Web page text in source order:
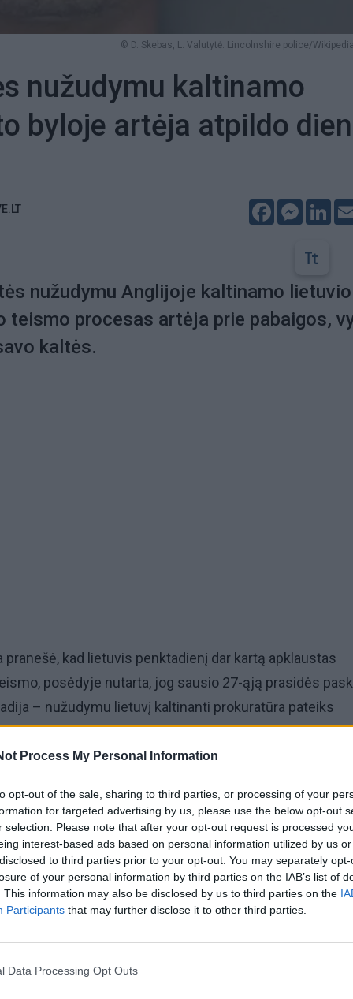
Process My Personal Information
opt-out of the sale, sharing to third parties, or processing of your
for targeted advertising by us, please use the below opt-out
selection. Please note that after your opt-out request is processed
interest-based ads based on personal information utilized by us
to third parties prior to your opt-out. You may separately
of your personal information by third parties on the IAB’s list of
This information may also be disclosed by us to third parties on the
Participants that may further disclose it to other third parties.
Data Processing Opt Outs
© D. Skebas, L. Valutytė. Lincolnshire police/
nužudymu kaltinamo
byloje artėja atpildo
Facebook
nužudymu Anglijoje kaltinamo lietuvio
teismo procesas artėja prie pabaigos,
kaltės.
pranešė, kad lietuvis penktadienį dar kartą apklaustas
posėdyje nutarta, jog sausio 27-ąją prasidės
– nužudymu lietuvį kaltinanti prokuratūra pateiks
baigiamosios kalbos, viską įvertins teisėjas ir
bus paskelbtas per dešimt dienų nuo šios datos.
posėdyje spalį 26 metų D. Skebas neigė savo kaltę.
Rytų Anglijoje esančiame Bostone įvykdytas 2022-
mamos parduotuvės žaidusi devynmetė Lilia Valutytė